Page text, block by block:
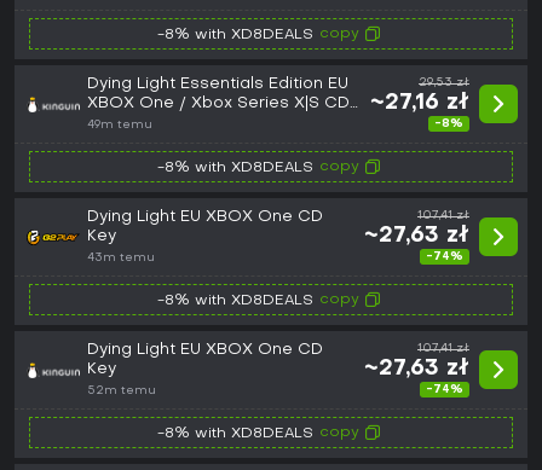
-8% with XD8DEALS copy
Dying Light Essentials Edition EU
XBOX One / Xbox Series X|S CD
Key
49m temu
29,53 zł
~27,16 zł
-8%
-8% with XD8DEALS copy
Dying Light EU XBOX One CD
Key
43m temu
107,41 zł
~27,63 zł
-74%
-8% with XD8DEALS copy
Dying Light EU XBOX One CD
Key
52m temu
107,41 zł
~27,63 zł
-74%
-8% with XD8DEALS copy